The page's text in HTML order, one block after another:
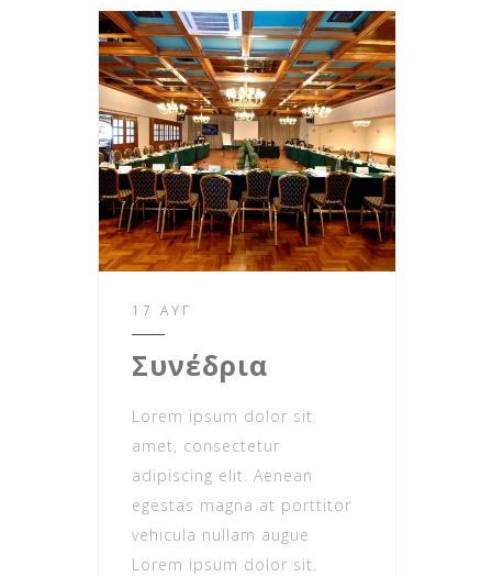
17 ΑΥΓ
Συνέδρια
Lorem ipsum dolor sit
amet, consectetur
adipiscing elit. Aenean
egestas magna at porttitor
vehicula nullam augue
Lorem ipsum dolor sit.